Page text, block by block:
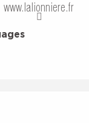
www.lalionniere.fr